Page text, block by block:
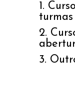
1.
turmas
2.
3.